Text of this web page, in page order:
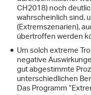
CH2018) noch
wahrscheinlich sind,
(Extremszenarien),
übertroffen werden
Um solch extreme
negative
gut abgestimmte
unterschiedlichen
Das Programm